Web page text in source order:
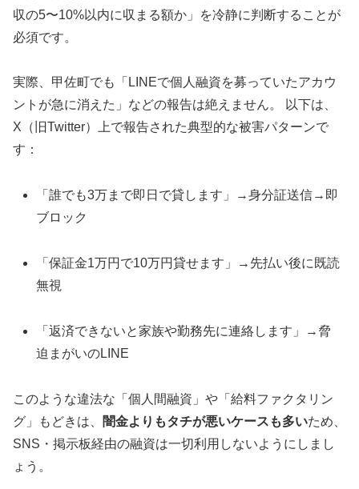
収の5〜10%以内に収まる額か」を冷静に判断することが
必須です。
実際、甲佐町でも「LINEで個人融資を募っていたアカウ
ントが急に消えた」などの報告は絶えません。 以下は、
X（旧Twitter）上で報告された典型的な被害パターンで
す：
「誰でも3万まで即日で貸します」→身分証送信→即
ブロック
「保証金1万円で10万円貸せます」→先払い後に既読
無視
「返済できないと家族や勤務先に連絡します」→脅
迫まがいのLINE
このような違法な「個人間融資」や「給料ファクタリン
グ」もどきは、
闇金よりもタチが悪いケースも多いため、
SNS・掲示板経由の融資は一切利用しないようにしまし
ょう。